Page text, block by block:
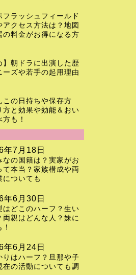
フラッシュフィールド
アクセス方法は？地図
の料金がお得になる方
】朝ドラに出演した歴
ーズや若手の起用理由
この日持ちや保存方
方と効果や効能＆おい
方も！
年7月18日
なの国籍は？実家がお
て本当？家族構成や両
についても
年6月30日
はどこのハーフ？生い
両親はどんな人？妹に
年6月24日
りはハーフ？旦那や子
在の活動についても調